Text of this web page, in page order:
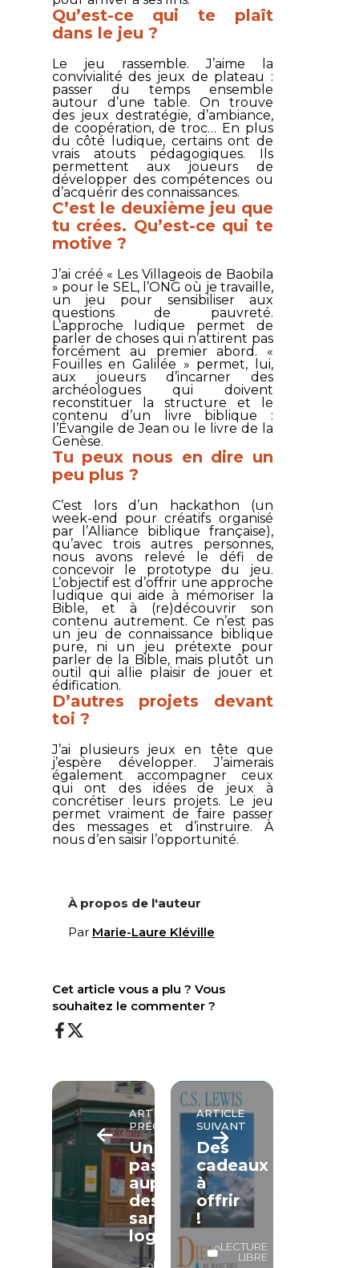
Qu’est-ce qui te plaît
dans le jeu ?
Le jeu rassemble. J’aime la
convivialité des jeux de plateau :
passer du temps ensemble
autour d’une table. On trouve
des jeux destratégie, d’ambiance,
de coopération, de troc… En plus
du côté ludique, certains ont de
vrais atouts pédagogiques. Ils
permettent aux joueurs de
développer des compétences ou
d’acquérir des connaissances.
C’est le deuxième jeu que
tu crées. Qu’est-ce qui te
motive ?
J’ai créé « Les Villageois de Baobila
» pour le SEL, l’ONG où je travaille,
un jeu pour sensibiliser aux
questions de pauvreté.
L’approche ludique permet de
parler de choses qui n’attirent pas
forcément au premier abord. «
Fouilles en Galilée » permet, lui,
aux joueurs d’incarner des
archéologues qui doivent
reconstituer la structure et le
contenu d’un livre biblique :
l’Évangile de Jean ou le livre de la
Genèse.
Tu peux nous en dire un
peu plus ?
C’est lors d’un hackathon (un
week-end pour créatifs organisé
par l’Alliance biblique française),
qu’avec trois autres personnes,
nous avons relevé le défi de
concevoir le prototype du jeu.
L’objectif est d’offrir une approche
ludique qui aide à mémoriser la
Bible, et à (re)découvrir son
contenu autrement. Ce n’est pas
un jeu de connaissance biblique
pure, ni un jeu prétexte pour
parler de la Bible, mais plutôt un
outil qui allie plaisir de jouer et
édification.
D’autres projets devant
toi ?
J’ai plusieurs jeux en tête que
j’espère développer. J’aimerais
également accompagner ceux
qui ont des idées de jeux à
concrétiser leurs projets. Le jeu
permet vraiment de faire passer
des messages et d’instruire. À
nous d’en saisir l’opportunité.
À propos de l'auteur
Par Marie-Laure Kléville
Cet article vous a plu ? Vous
souhaitez le commenter ?
ARTICLE
PRÉCÉDENT
Un
pasteur
auprès
des
sans-
logis
LECTURE
ARTICLE
SUIVANT
Des
cadeaux
à
offrir
!
LECTURE
LIBRE